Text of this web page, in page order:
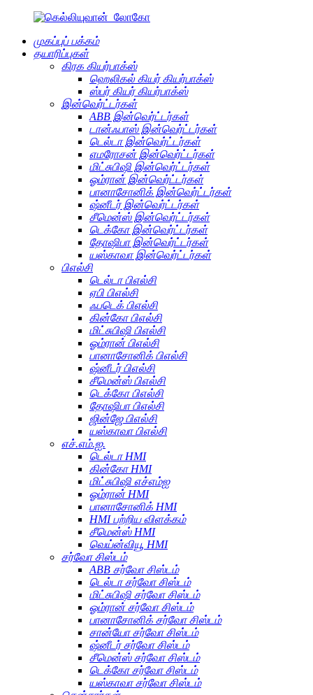
முகப்புப் பக்கம்
தயாரிப்புகள்
கிரக கியர்பாக்ஸ்
ஹெலிகல் கியர் கியர்பாக்ஸ்
ஸ்பர் கியர் கியர்பாக்ஸ்
இன்வெர்ட்டர்கள்
ABB இன்வெர்ட்டர்கள்
டான்ஃபாஸ் இன்வெர்ட்டர்கள்
டெல்டா இன்வெர்ட்டர்கள்
எமரோசன் இன்வெர்ட்டர்கள்
மிட்சுபிஷி இன்வெர்ட்டர்கள்
ஓம்ரான் இன்வெர்ட்டர்கள்
பானாசோனிக் இன்வெர்ட்டர்கள்
ஷ்னீடர் இன்வெர்ட்டர்கள்
சீமென்ஸ் இன்வெர்ட்டர்கள்
டெக்கோ இன்வெர்ட்டர்கள்
தோஷிபா இன்வெர்ட்டர்கள்
யஸ்காவா இன்வெர்ட்டர்கள்
பிஎல்சி
டெல்டா பிஎல்சி
ஏபி பிஎல்சி
ஃபடெக் பிஎல்சி
கின்கோ பிஎல்சி
மிட்சுபிஷி பிஎல்சி
ஓம்ரான் பிஎல்சி
பானாசோனிக் பிஎல்சி
ஷ்னீடர் பிஎல்சி
சீமென்ஸ் பிஎல்சி
டெக்கோ பிஎல்சி
தோஷிபா பிஎல்சி
ஜின்ஜே பிஎல்சி
யஸ்காவா பிஎல்சி
எச்.எம்.ஐ.
டெல்டா HMI
கின்கோ HMI
மிட்சுபிஷி எச்எம்ஐ
ஓம்ரான் HMI
பானாசோனிக் HMI
HMI பற்றிய விளக்கம்
சீமென்ஸ் HMI
வெய்ன்வியூ HMI
சர்வோ சிஸ்டம்
ABB சர்வோ சிஸ்டம்
டெல்டா சர்வோ சிஸ்டம்
மிட்சுபிஷி சர்வோ சிஸ்டம்
ஓம்ரான் சர்வோ சிஸ்டம்
பானாசோனிக் சர்வோ சிஸ்டம்
சான்யோ சர்வோ சிஸ்டம்
ஷ்னீடர் சர்வோ சிஸ்டம்
சீமென்ஸ் சர்வோ சிஸ்டம்
டெக்கோ சர்வோ சிஸ்டம்
யஸ்காவா சர்வோ சிஸ்டம்